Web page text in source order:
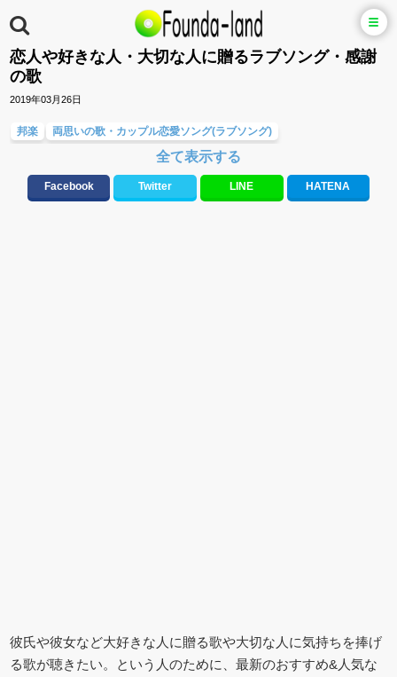
恋人や好きな人・大切な人に贈るラブソング・感謝
の歌
2019年03月26日
邦楽 両思いの歌・カップル恋愛ソング(ラブソング)
大切な人に贈る歌&ありがとうソング(感謝の歌)
両思いの歌・カップル恋愛ソング(ラブソング) バラード・歌詞が泣ける歌
全て表示する
Facebook Twitter LINE HATENA
彼氏や彼女など大好きな人に贈る歌や大切な人に気持ちを捧げ
る歌が聴きたい。という人のために、最新のおすすめ&人気な